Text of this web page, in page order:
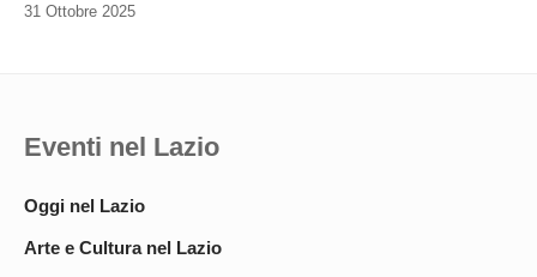
31 Ottobre 2025
Eventi nel Lazio
Oggi nel Lazio
Arte e Cultura nel Lazio